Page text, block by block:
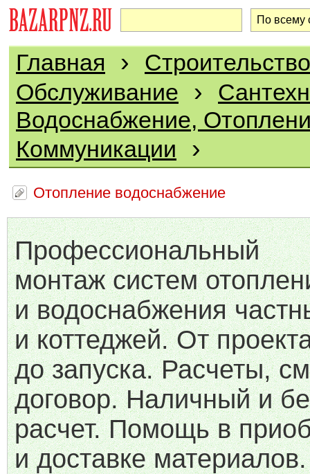
Главная ›
Обслуживание ›
Водоснабжение,
Коммуникации
›
Отопление водоснабжение
Профессиональный
монтаж систем
и водоснабжения
и коттеджей. От
до запуска. Расчеты,
договор. Наличный и
расчет. Помощь в
и доставке материалов.